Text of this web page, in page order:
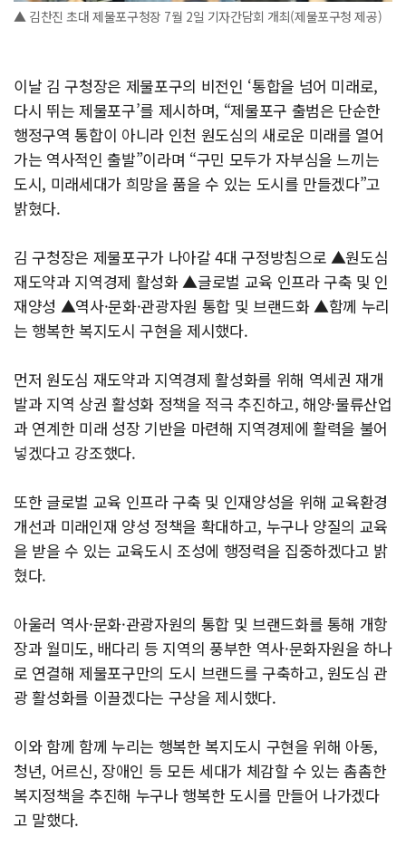
▲ 김찬진 초대 제물포구청장 7월 2일 기자간담회 개최(제물포구청 제공)
이날 김 구청장은 제물포구의 비전인 ‘통합을 넘어 미래로,
다시 뛰는 제물포구’를 제시하며, “제물포구 출범은 단순한
행정구역 통합이 아니라 인천 원도심의 새로운 미래를 열어
가는 역사적인 출발”이라며 “구민 모두가 자부심을 느끼는
도시, 미래세대가 희망을 품을 수 있는 도시를 만들겠다”고
밝혔다.
김 구청장은 제물포구가 나아갈 4대 구정방침으로 ▲원도심
재도약과 지역경제 활성화 ▲글로벌 교육 인프라 구축 및 인
재양성 ▲역사·문화·관광자원 통합 및 브랜드화 ▲함께 누리
는 행복한 복지도시 구현을 제시했다.
먼저 원도심 재도약과 지역경제 활성화를 위해 역세권 재개
발과 지역 상권 활성화 정책을 적극 추진하고, 해양·물류산업
과 연계한 미래 성장 기반을 마련해 지역경제에 활력을 불어
넣겠다고 강조했다.
또한 글로벌 교육 인프라 구축 및 인재양성을 위해 교육환경
개선과 미래인재 양성 정책을 확대하고, 누구나 양질의 교육
을 받을 수 있는 교육도시 조성에 행정력을 집중하겠다고 밝
혔다.
아울러 역사·문화·관광자원의 통합 및 브랜드화를 통해 개항
장과 월미도, 배다리 등 지역의 풍부한 역사·문화자원을 하나
로 연결해 제물포구만의 도시 브랜드를 구축하고, 원도심 관
광 활성화를 이끌겠다는 구상을 제시했다.
이와 함께 함께 누리는 행복한 복지도시 구현을 위해 아동,
청년, 어르신, 장애인 등 모든 세대가 체감할 수 있는 촘촘한
복지정책을 추진해 누구나 행복한 도시를 만들어 나가겠다
고 말했다.